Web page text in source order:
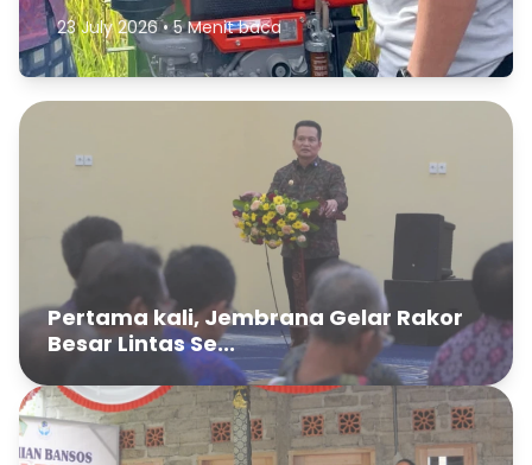
23 July 2026 • 5 Menit baca
Pertama kali, Jembrana Gelar Rakor
Besar Lintas Se...